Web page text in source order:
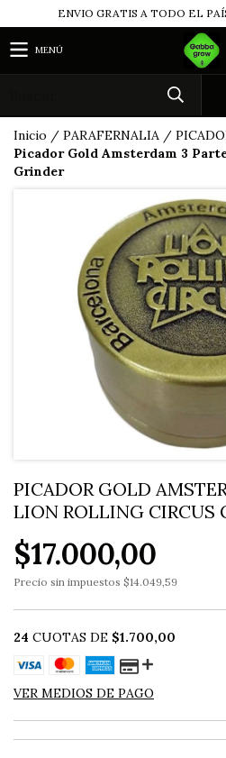
ENVIO GRATIS A TODO EL
MENÚ
Inicio / PARAFERNALIA /
Picador Gold Amsterdam 3
Grinder
PICADOR GOLD
LION ROLLING CIRCUS
$17.000,00
Precio sin impuestos $14.049,59
24 CUOTAS DE $1.700,00
VER MEDIOS DE PAGO